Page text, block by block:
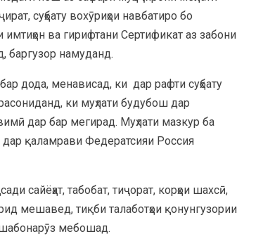
суҳбату вохӯриҳои навбатиро бо
ва гирифтани Сертификат аз забони
баргузор намуданд.
дода, менависад, ки дар рафти суҳбату
ки муҳлати будубош дар
дар бар мегирад. Муҳлати мазкур ба
қаламрави Федератсияи Россия
сайёҳат, табобат, тиҷорат, корҳои шахсӣ,
мешавед, тиқби талаботҳои қонунгузории
мебошад.